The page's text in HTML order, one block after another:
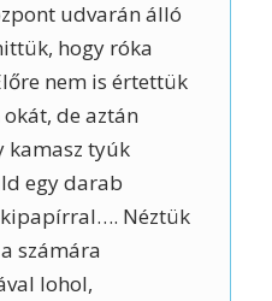
udvarán álló
hogy róka
nem is értettük
de aztán
kamasz tyúk
egy darab
Néztük
számára
lohol,